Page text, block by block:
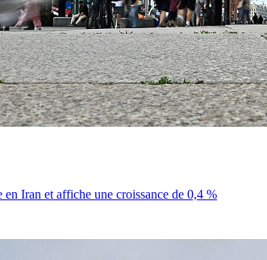
Iran et affiche une croissance de 0,4 %